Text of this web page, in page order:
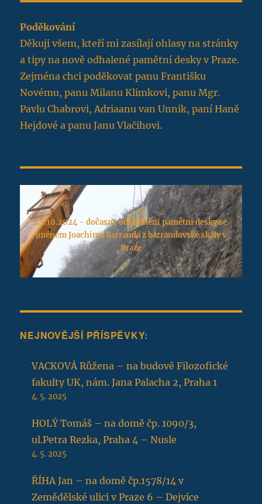
Poděkování
Děkuji všem, kteří mi zasílají ohlasy na stránky
a tipy na nově odhalené pamětní desky v Praze.
Zejména chci poděkovat panu Františku
Novému, panu Milanu Klimkovi, panu Mgr.
Pavlu Chabrovi, Adriaanu van Unnik, paní Haně
Hejdové a panu Janu Vlačihovi.
25.10.2024 - dočasné odstranění pamětní desky se
jménem Joachima Barranda z barrandovské skály v
Praze
NEJNOVĚJŠÍ PŘÍSPĚVKY:
VACKOVÁ Růžena – na budově Filozofické
fakulty UK, nám. Jana Palacha 2, Praha 1
4. 5. 2025
HOLÝ Tomáš – na domě čp. 1090/3,
ul.Petra Rezka, Praha 4 – Nusle
4. 5. 2025
ŘÍHA Jan – na domě čp.1578/14 v
Zemědělské ulici v Praze 6 – Dejvice